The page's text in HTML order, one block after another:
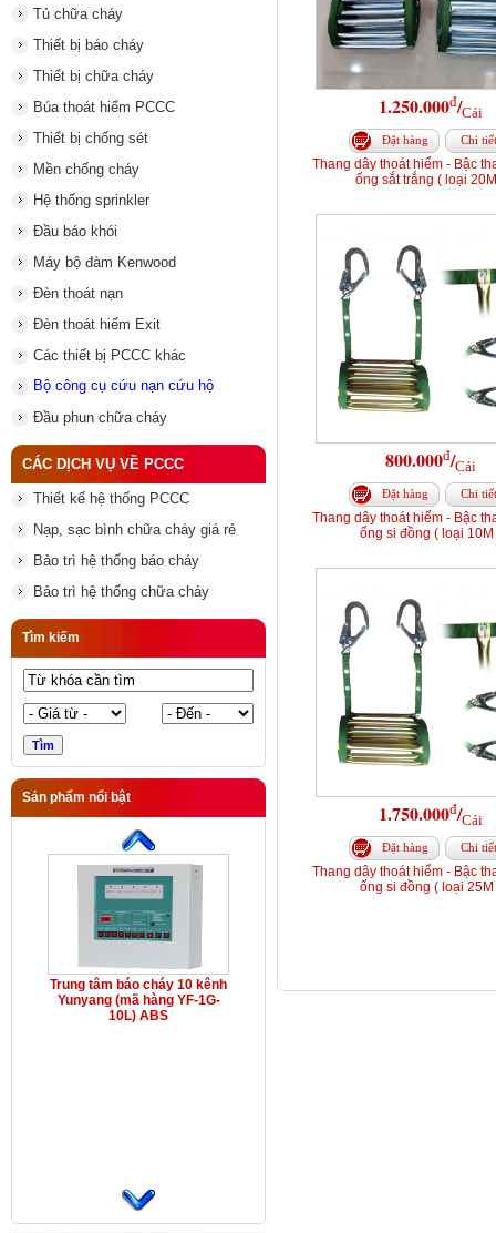
Tủ chữa cháy
Thiết bị báo cháy
Thiết bị chữa cháy
Búa thoát hiểm PCCC
Thiết bị chống sét
Mền chống cháy
Hệ thống sprinkler
Đầu báo khói
Máy bộ đàm Kenwood
Đèn thoát nạn
Đèn thoát hiểm Exit
Các thiết bị PCCC khác
Bộ công cụ cứu nạn cứu hộ
Đầu phun chữa cháy
CÁC DỊCH VỤ VỀ PCCC
Thiết kế hệ thống PCCC
Nạp, sạc bình chữa cháy giá rẻ
Bảo trì hệ thống báo cháy
Bảo trì hệ thống chữa cháy
Tìm kiếm
Sản phẩm nổi bật
Trung tâm báo cháy 10 kênh
Yunyang (mã hàng YF-1G-
10L) ABS
1.250.000đ/Cái
Đặt hàng Chi tiết
Thang dây thoát hiểm - Bậc
ống sắt trắng ( loại
800.000đ/Cái
Đặt hàng Chi tiết
Thang dây thoát hiểm - Bậc
ống si đồng ( loại 10M
1.750.000đ/Cái
Đặt hàng Chi tiết
Thang dây thoát hiểm - Bậc
ống si đồng ( loại 25M